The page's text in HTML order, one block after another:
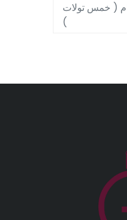
60 جرام ( خمس تولات
)